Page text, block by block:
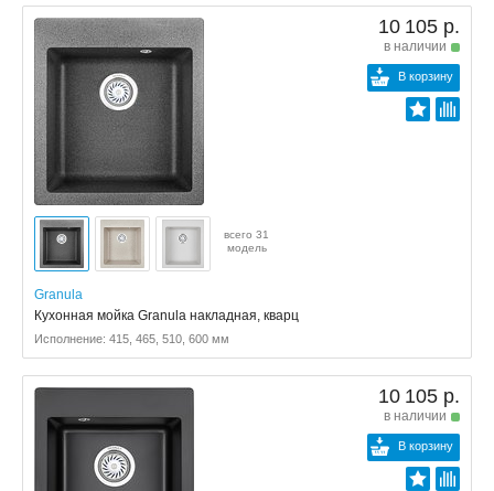
10 105 р.
в наличии
В корзину
всего 31
модель
Granula
Кухонная мойка Granula накладная, кварц
Исполнение: 415, 465, 510, 600 мм
10 105 р.
в наличии
В корзину